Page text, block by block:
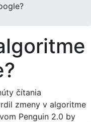
čítania
zmeny v algoritme
Penguin 2.0 by